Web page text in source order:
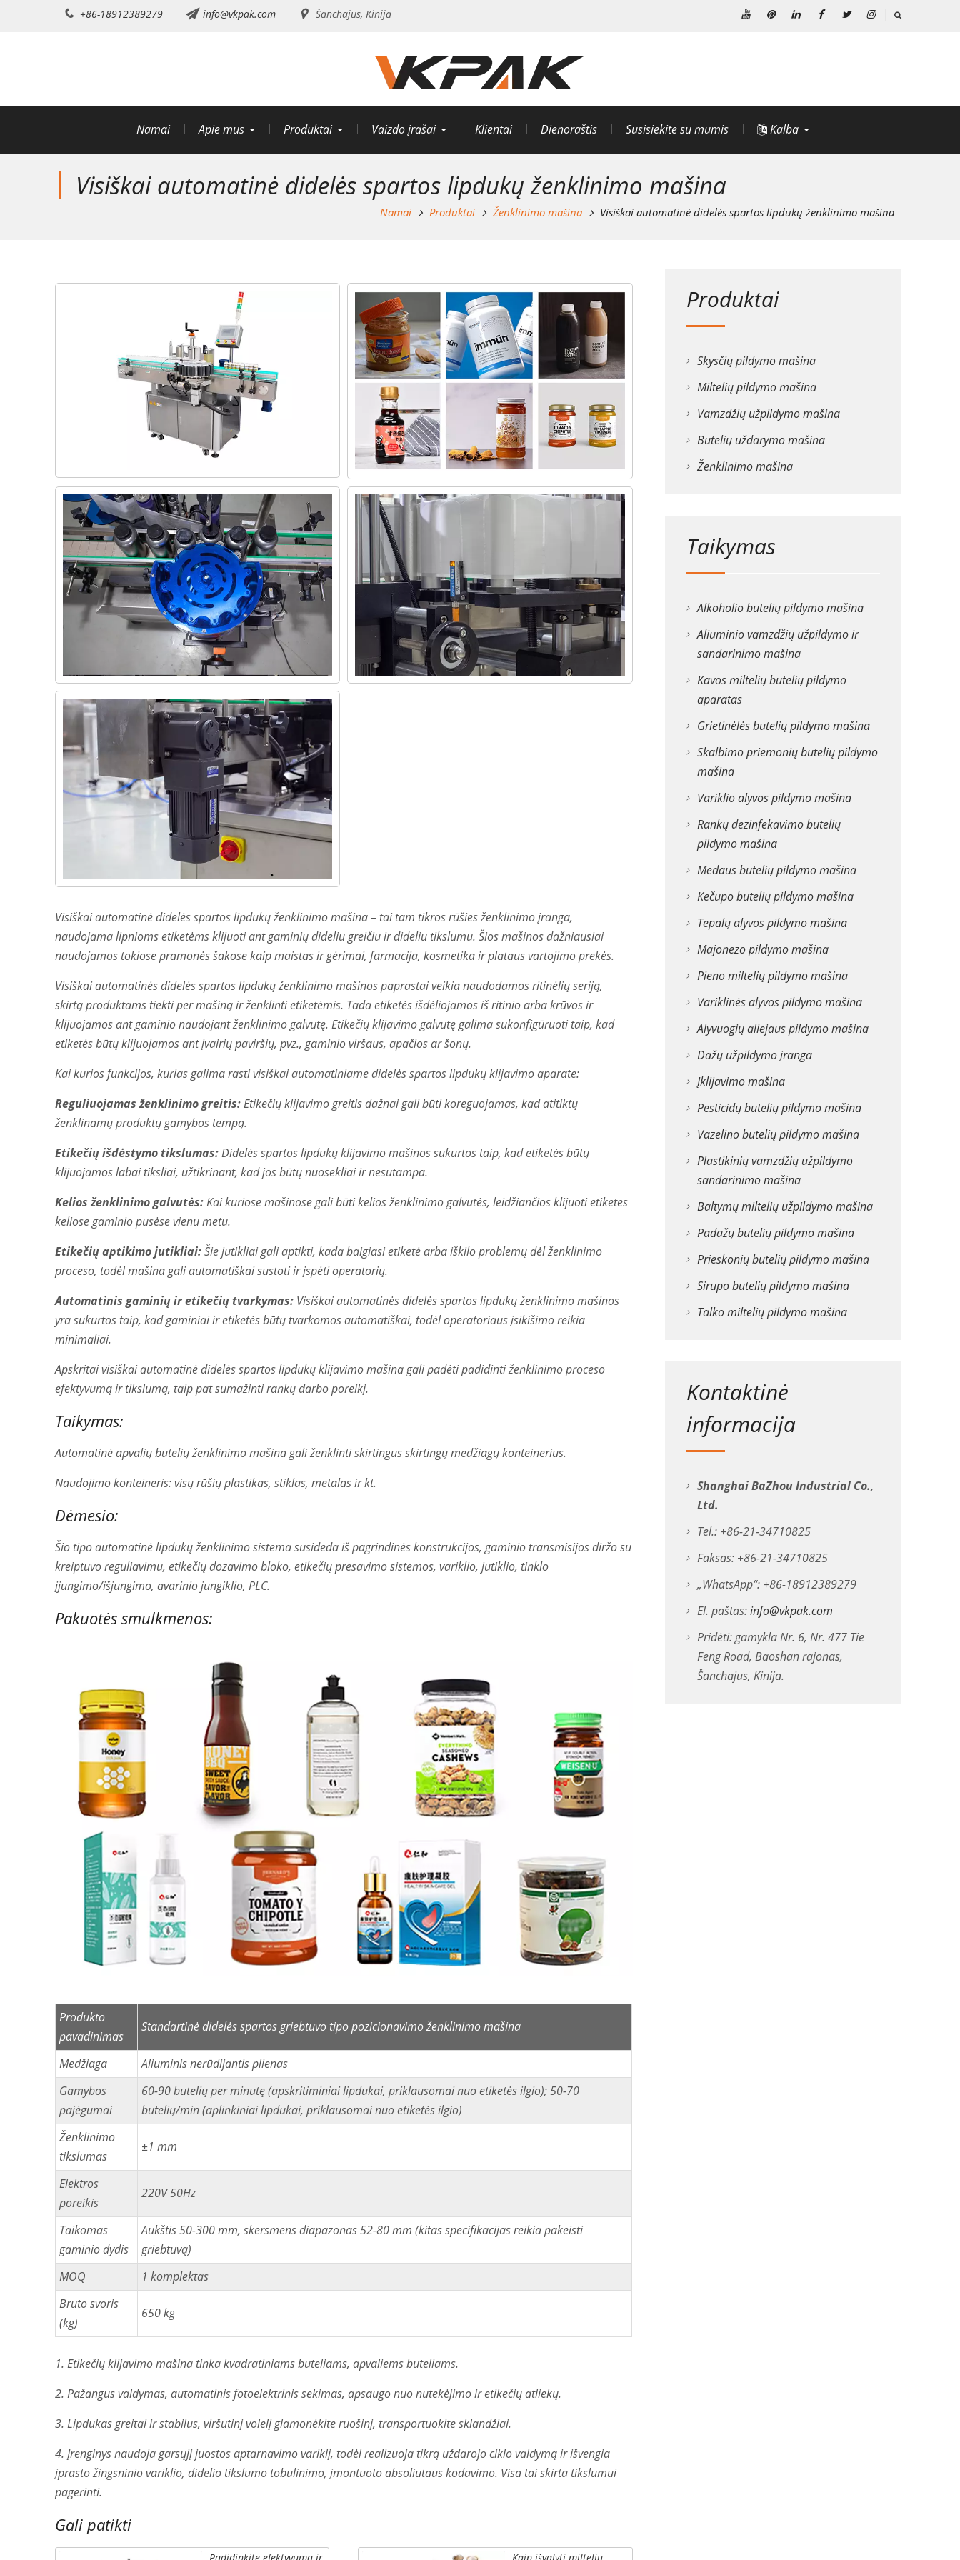
+86-18912389279 info@vkpak.com Šanchajus, Kinija
Namai Apie mus Produktai Vaizdo įrašai Klientai Dienoraštis Susisiekite su mumis Kalba
Visiškai automatinė didelės spartos lipdukų ženklinimo mašina
Namai Produktai Ženklinimo mašina Visiškai automatinė didelės spartos lipdukų ženklinimo mašina
Visiškai automatinė didelės spartos lipdukų ženklinimo mašina – tai tam tikros rūšies ženklinimo įranga,
naudojama lipnioms etiketėms klijuoti ant gaminių dideliu greičiu ir dideliu tikslumu. Šios mašinos dažniausiai
naudojamos tokiose pramonės šakose kaip maistas ir gėrimai, farmacija, kosmetika ir plataus vartojimo prekės.
Visiškai automatinės didelės spartos lipdukų ženklinimo mašinos paprastai veikia naudodamos ritinėlių seriją,
skirtą produktams tiekti per mašiną ir ženklinti etiketėmis. Tada etiketės išdėliojamos iš ritinio arba krūvos ir
klijuojamos ant gaminio naudojant ženklinimo galvutę. Etikečių klijavimo galvutę galima sukonfigūruoti taip, kad
etiketės būtų klijuojamos ant įvairių paviršių, pvz., gaminio viršaus, apačios ar šonų.
Kai kurios funkcijos, kurias galima rasti visiškai automatiniame didelės spartos lipdukų klijavimo aparate:
Reguliuojamas ženklinimo greitis:Etikečių klijavimo greitis dažnai gali būti koreguojamas, kad atitiktų
ženklinamų produktų gamybos tempą.
Etikečių išdėstymo tikslumas:Didelės spartos lipdukų klijavimo mašinos sukurtos taip, kad etiketės būtų
klijuojamos labai tiksliai, užtikrinant, kad jos būtų nuosekliai ir nesutampa.
Kelios ženklinimo galvutės:Kai kuriose mašinose gali būti kelios ženklinimo galvutės, leidžiančios klijuoti etiketes
keliose gaminio pusėse vienu metu.
Etikečių aptikimo jutikliai:Šie jutikliai gali aptikti, kada baigiasi etiketė arba iškilo problemų dėl ženklinimo
proceso, todėl mašina gali automatiškai sustoti ir įspėti operatorių.
Automatinis gaminių ir etikečių tvarkymas: Visiškai automatinės didelės spartos lipdukų ženklinimo mašinos
yra sukurtos taip, kad gaminiai ir etiketės būtų tvarkomos automatiškai, todėl operatoriaus įsikišimo reikia
minimaliai.
Apskritai visiškai automatinė didelės spartos lipdukų klijavimo mašina gali padėti padidinti ženklinimo proceso
efektyvumą ir tikslumą, taip pat sumažinti rankų darbo poreikį.
Taikymas:
Automatinė apvalių butelių ženklinimo mašina gali ženklinti skirtingus skirtingų medžiagų konteinerius.
Naudojimo konteineris: visų rūšių plastikas, stiklas, metalas ir kt.
Dėmesio:
Šio tipo automatinė lipdukų ženklinimo sistema susideda iš pagrindinės konstrukcijos, gaminio transmisijos diržo su
kreiptuvo reguliavimu, etikečių dozavimo bloko, etikečių presavimo sistemos, variklio, jutiklio, tinklo
įjungimo/išjungimo, avarinio jungiklio, PLC.
Pakuotės smulkmenos:
Produkto
pavadinimas
Standartinė didelės spartos griebtuvo tipo pozicionavimo ženklinimo mašina
Medžiaga
Aliuminis nerūdijantis plienas
Gamybos
pajėgumai
60-90 butelių per minutę (apskritiminiai lipdukai, priklausomai nuo etiketės ilgio); 50-70
butelių/min (aplinkiniai lipdukai, priklausomai nuo etiketės ilgio)
Ženklinimo
tikslumas
±1 mm
Elektros
poreikis
220V 50Hz
Taikomas
gaminio dydis
Aukštis 50-300 mm, skersmens diapazonas 52-80 mm (kitas specifikacijas reikia pakeisti
griebtuvą)
MOQ
1 komplektas
Bruto svoris
(kg)
650 kg
1. Etikečių klijavimo mašina tinka kvadratiniams buteliams, apvaliems buteliams.
2. Pažangus valdymas, automatinis fotoelektrinis sekimas, apsaugo nuo nutekėjimo ir etikečių atliekų.
3. Lipdukas greitai ir stabilus, viršutinį volelį glamonėkite ruošinį, transportuokite sklandžiai.
4. Įrenginys naudoja garsųjį juostos aptarnavimo variklį, todėl realizuoja tikrą uždarojo ciklo valdymą ir išvengia
įprasto žingsninio variklio, didelio tikslumo tobulinimo, įmontuoto absoliutaus kodavimo. Visa tai skirta tikslumui
pagerinti.
Gali patikti
Padidinkite efektyvumą ir Kaip išvalyti miltelių
Produktai
Skysčių pildymo mašina
Miltelių pildymo mašina
Vamzdžių užpildymo mašina
Butelių uždarymo mašina
Ženklinimo mašina
Taikymas
Alkoholio butelių pildymo mašina
Aliuminio vamzdžių užpildymo ir
sandarinimo mašina
Kavos miltelių butelių pildymo
aparatas
Grietinėlės butelių pildymo mašina
Skalbimo priemonių butelių pildymo
mašina
Variklio alyvos pildymo mašina
Rankų dezinfekavimo butelių
pildymo mašina
Medaus butelių pildymo mašina
Kečupo butelių pildymo mašina
Tepalų alyvos pildymo mašina
Majonezo pildymo mašina
Pieno miltelių pildymo mašina
Variklinės alyvos pildymo mašina
Alyvuogių aliejaus pildymo mašina
Dažų užpildymo įranga
Įklijavimo mašina
Pesticidų butelių pildymo mašina
Vazelino butelių pildymo mašina
Plastikinių vamzdžių užpildymo
sandarinimo mašina
Baltymų miltelių užpildymo mašina
Padažų butelių pildymo mašina
Prieskonių butelių pildymo mašina
Sirupo butelių pildymo mašina
Talko miltelių pildymo mašina
Kontaktinė
informacija
Shanghai BaZhou Industrial Co.,
Ltd.
Tel.: +86-21-34710825
Faksas: +86-21-34710825
„WhatsApp“: +86-18912389279
El. paštas:info@vkpak.com
Pridėti: gamykla Nr. 6, Nr. 477 Tie
Feng Road, Baoshan rajonas,
Šanchajus, Kinija.